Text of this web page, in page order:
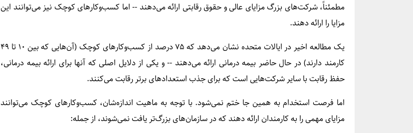
مطمئناً، شرکت‌های بزرگ مزایای عالی و حقوق رقابتی ارائه می‌دهند -- اما کسب‌وکارهای کوچک نیز می‌توانند این
مزایا را ارائه دهند.
یک مطالعه اخیر در ایالات متحده نشان می‌دهد که ۷۵ درصد از کسب‌وکارهای کوچک (آن‌هایی که بین ۱۰ تا ۴۹
کارمند دارند) در حال حاضر بیمه درمانی ارائه می‌دهند -- و یکی از دلایل اصلی که آنها برای ارائه بیمه درمانی،
حفظ رقابت با سایر شرکت‌هایی است که برای جذب استعدادهای برتر رقابت می‌کنند.
اما فرصت استخدام به همین جا ختم نمی‌شود. با توجه به ماهیت اندازه‌شان، کسب‌وکارهای کوچک می‌توانند
مزایای مهمی را به کارمندان ارائه دهند که در سازمان‌های بزرگ‌تر یافت نمی‌شوند، از جمله: